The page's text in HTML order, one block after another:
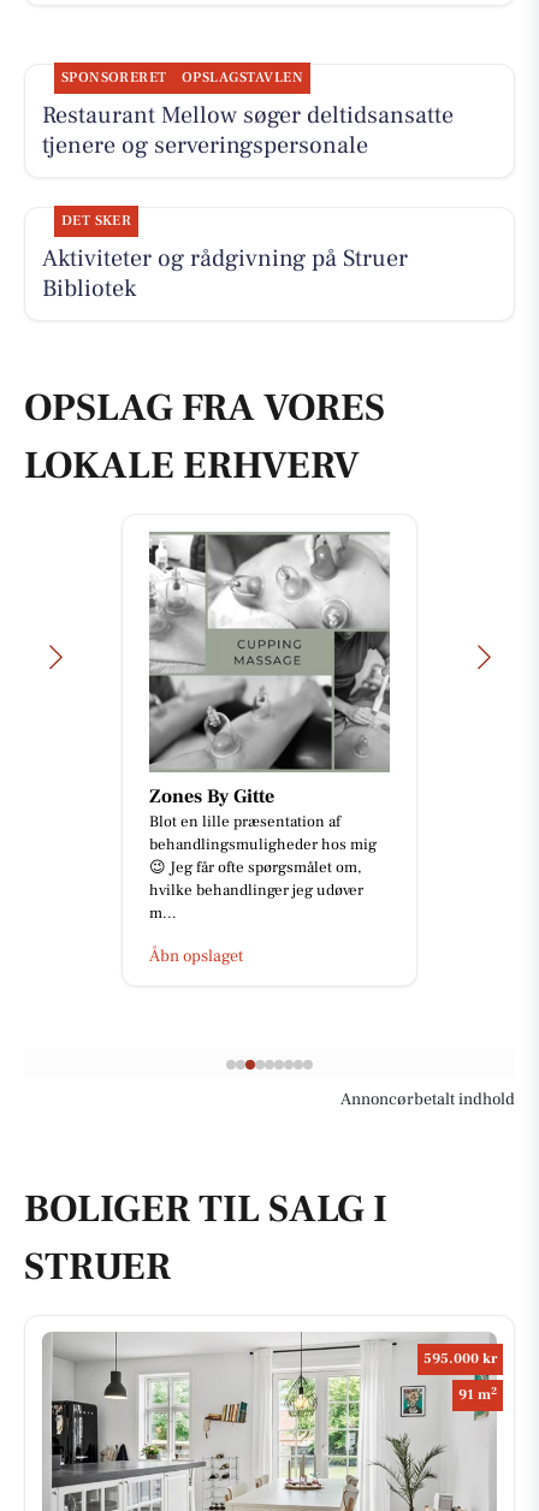
SPONSORERET OPSLAGSTAVLEN
Restaurant Mellow søger deltidsansatte
tjenere og serveringspersonale
DET SKER
Aktiviteter og rådgivning på Struer
Bibliotek
OPSLAG FRA VORES
LOKALE ERHVERV
Zones By Gitte
Blot en lille præsentation af
behandlingsmuligheder hos mig
😉 Jeg får ofte spørgsmålet om,
hvilke behandlinger jeg udøver
m...
Åbn opslaget
Annoncørbetalt indhold
BOLIGER TIL SALG I
STRUER
595.000 kr
91 m2